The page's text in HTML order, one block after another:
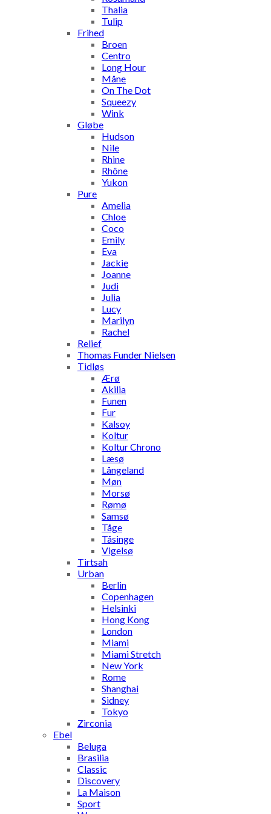
Thalia
Tulip
Frihed
Broen
Centro
Long Hour
Måne
On The Dot
Squeezy
Wink
Gløbe
Hudson
Nile
Rhine
Rhône
Yukon
Pure
Amelia
Chloe
Coco
Emily
Eva
Jackie
Joanne
Judi
Julia
Lucy
Marilyn
Rachel
Relief
Thomas Funder Nielsen
Tidløs
Ærø
Akilia
Funen
Fur
Kalsoy
Koltur
Koltur Chrono
Læsø
Långeland
Møn
Morsø
Rømø
Samsø
Tåge
Tåsinge
Vigelsø
Tirtsah
Urban
Berlin
Copenhagen
Helsinki
Hong Kong
London
Miami
Miami Stretch
New York
Rome
Shanghai
Sidney
Tokyo
Zirconia
Ebel
Beluga
Brasilia
Classic
Discovery
La Maison
Sport